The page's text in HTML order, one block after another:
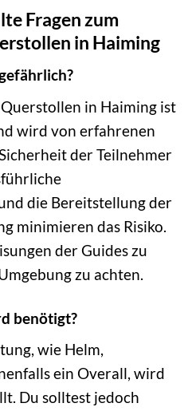
Fragen zum
in Haiming
in Haiming ist
wird von erfahrenen
der Teilnehmer
die Bereitstellung der
minimieren das Risiko.
der Guides zu
zu achten.
benötigt?
wie Helm,
ein Overall, wird
Du solltest jedoch